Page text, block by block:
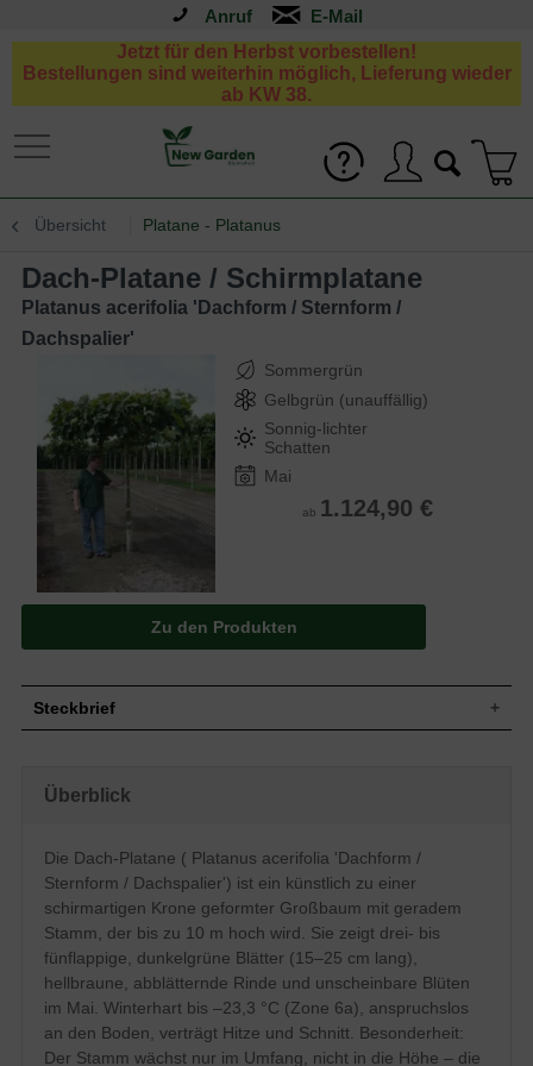
Anruf
Jetzt für den Herbst vorbestellen!
Bestellungen sind weiterhin möglich, Lieferung wieder
ab KW 38.
Übersicht Platane - Platanus
Dach-Platane / Schirmplatane
Platanus acerifolia 'Dachform / Sternform /
Dachspalier'
Sommergrün
Gelbgrün (unauffällig)
Sonnig-lichter
Schatten
Mai
ab 1.124,90 €
Zu den Produkten
Steckbrief
Blatt
Unterseite heller, Herbstfärbung gelblich,
15 bis 25 cm lang
Frucht
Kugelige, stachelige, braune Früchte, in
hängenden Fruchtständen
Blüte
Unscheinbar
Blütezeit
Mai
Rinde
Hellbraun, später gelblichgrün bis
graubraun, unregelmäßig ablösende
Platten
Überblick
Die Dach-Platane ( Platanus acerifolia 'Dachform /
Sternform / Dachspalier') ist ein künstlich zu einer
schirmartigen Krone geformter Großbaum mit geradem
Stamm, der bis zu 10 m hoch wird. Sie zeigt drei- bis
fünflappige, dunkelgrüne Blätter (15–25 cm lang),
hellbraune, abblätternde Rinde und unscheinbare Blüten
im Mai. Winterhart bis –23,3 °C (Zone 6a), anspruchslos
an den Boden, verträgt Hitze und Schnitt. Besonderheit:
Der Stamm wächst nur im Umfang, nicht in die Höhe – die